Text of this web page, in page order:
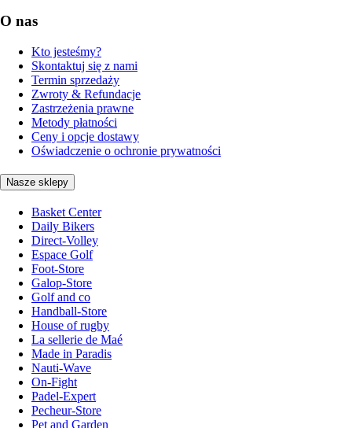
O nas
Kto jesteśmy?
Skontaktuj się z nami
Termin sprzedaży
Zwroty & Refundacje
Zastrzeżenia prawne
Metody płatności
Ceny i opcje dostawy
Oświadczenie o ochronie prywatności
Nasze sklepy
Basket Center
Daily Bikers
Direct-Volley
Espace Golf
Foot-Store
Galop-Store
Golf and co
Handball-Store
House of rugby
La sellerie de Maé
Made in Paradis
Nauti-Wave
On-Fight
Padel-Expert
Pecheur-Store
Pet and Garden